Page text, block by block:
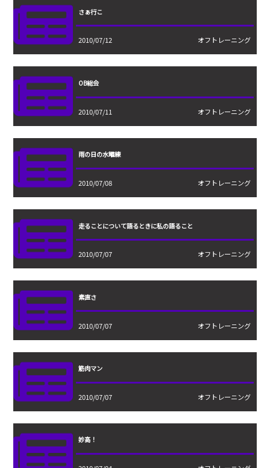
さぁ行こ
2010/07/12 オフトレーニング
OB総会
2010/07/11 オフトレーニング
雨の日の水曜練
2010/07/08 オフトレーニング
走ることについて語るときに私の語ること
2010/07/07 オフトレーニング
素直さ
2010/07/07 オフトレーニング
筋肉マン
2010/07/07 オフトレーニング
妙高！